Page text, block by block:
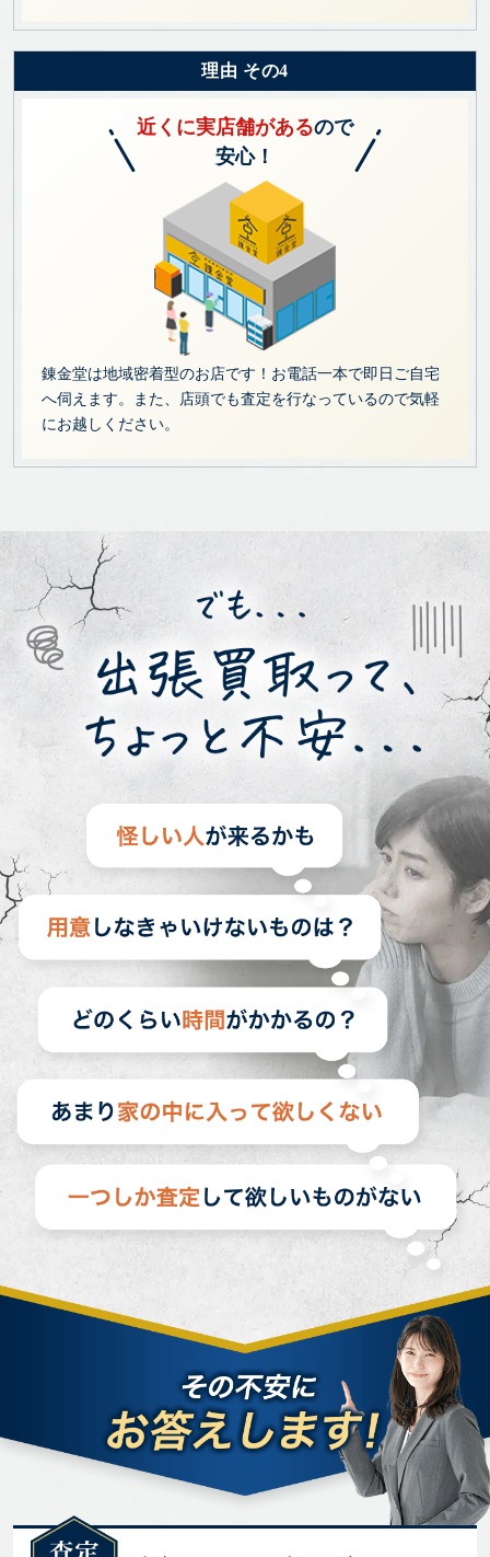
理由 その4
近くに実店舗があるので
安心！
錬金堂は地域密着型のお店です！お電話一本で即日ご自宅
へ伺えます。また、店頭でも査定を行なっているので気軽
にお越しください。